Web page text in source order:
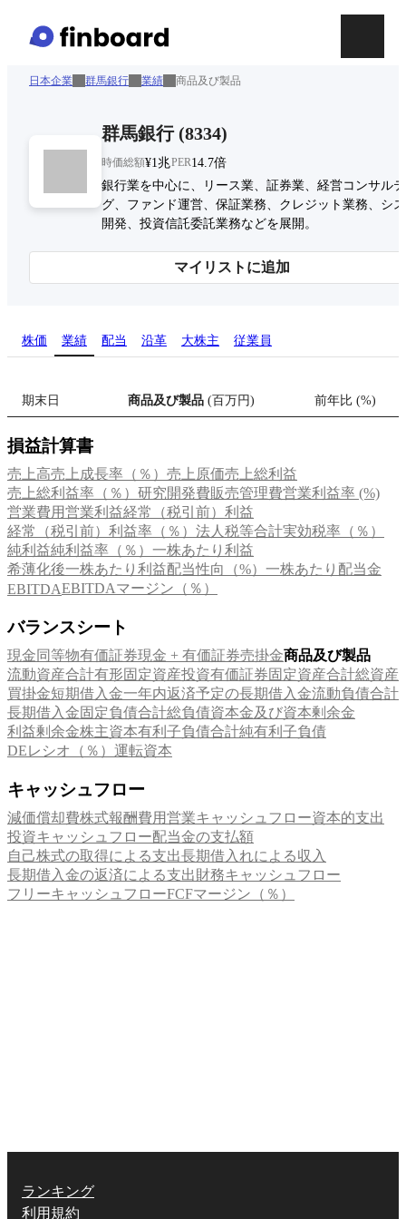
日本企業 群馬銀行 業績 商品及び製品
群馬銀行(8334)
時価総額¥1兆PER14.7倍
銀行業を中心に、リース業、証券業、経営コンサル
グ、ファンド運営、保証業務、クレジット業務、シ
開発、投資信託委託業務などを展開。
マイリストに追加
株価 業績 配当 沿革 大株主 従業員
期末日 商品及び製品 (百万円) 前年比 (%)
損益計算書
売上高売上成長率（％） 売上原価売上総利益
売上総利益率（％） 研究開発費販売管理費営業利益率 (%)
営業費用営業利益経常（税引前）利益
経常（税引前）利益率（％） 法人税等合計実効税率（％）
純利益純利益率（％） 一株あたり利益
希薄化後一株あたり利益配当性向（%） 一株あたり配当金
EBITDAEBITDAマージン（％）
バランスシート
現金同等物有価証券現金 + 有価証券売掛金商品及び製品
流動資産合計有形固定資産投資有価証券固定資産合計総資産
買掛金短期借入金一年内返済予定の長期借入金流動負債合計
長期借入金固定負債合計総負債資本金及び資本剰余金
利益剰余金株主資本有利子負債合計純有利子負債
DEレシオ（％） 運転資本
キャッシュフロー
減価償却費株式報酬費用営業キャッシュフロー資本的支出
投資キャッシュフロー配当金の支払額
自己株式の取得による支出長期借入れによる収入
長期借入金の返済による支出財務キャッシュフロー
フリーキャッシュフローFCFマージン（％）
ランキング
利用規約